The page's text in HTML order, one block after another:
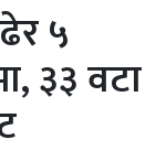
५
३३ वटा